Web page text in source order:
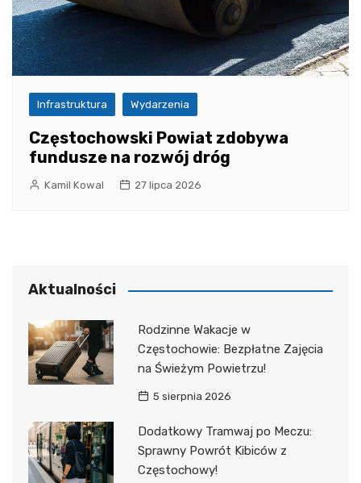
Infrastruktura Wydarzenia
Częstochowski Powiat zdobywa
fundusze na rozwój dróg
Kamil Kowal 27 lipca 2026
Aktualności
Rodzinne Wakacje w
Częstochowie: Bezpłatne Zajęcia
na Świeżym Powietrzu!
5 sierpnia 2026
Dodatkowy Tramwaj po Meczu:
Sprawny Powrót Kibiców z
Częstochowy!